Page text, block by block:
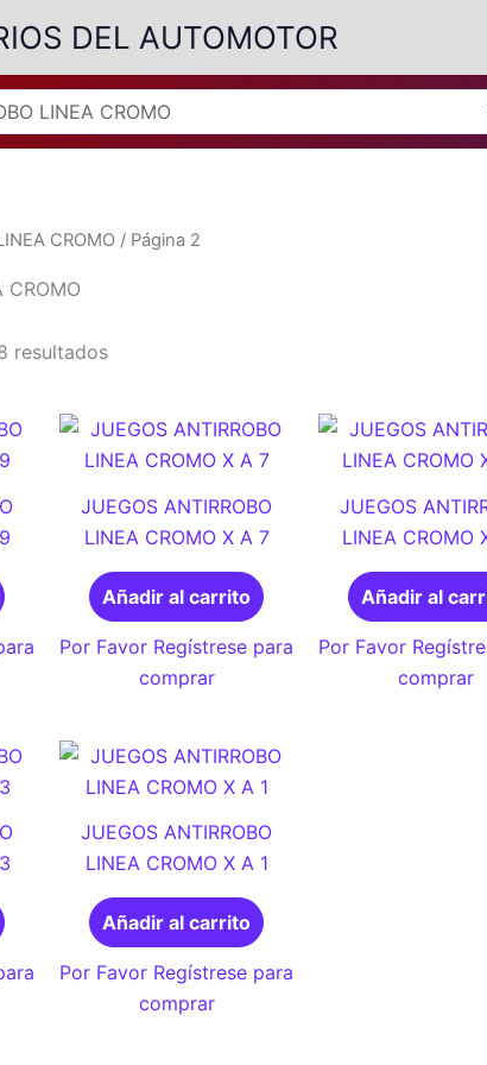
DEL AUTOMOTOR
CROMO / Página 2
CROMO
resultadosOrdenado
JUEGOS ANTIRROBO
LINEA CROMO X A 7
Añadir al carrito
Por Favor Regístrese para
comprar
JUEGOS
LINEA CROMO
Añadir al
Por Favor
comprar
JUEGOS ANTIRROBO
LINEA CROMO X A 1
Añadir al carrito
Por Favor Regístrese para
comprar